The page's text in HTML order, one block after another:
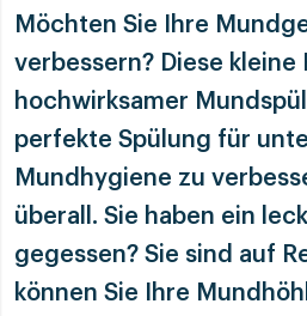
Möchten Sie Ihre
verbessern? Diese kleine
hochwirksamer
perfekte Spülung für
Mundhygiene zu
überall. Sie haben ein
gegessen? Sie sind auf R
können Sie Ihre